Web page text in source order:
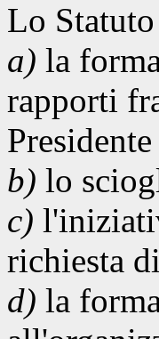
Lo
a) la
rapporti
b) lo
c)
richiesta di
d) la